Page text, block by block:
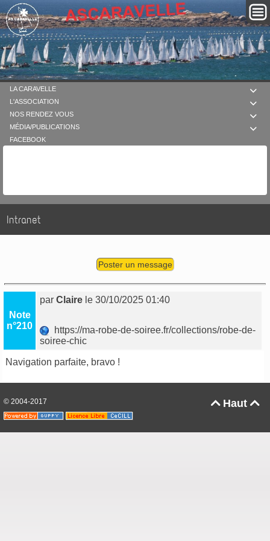

LA CARAVELLE

L'ASSOCIATION

NOS RENDEZ VOUS

MÉDIA/PUBLICATIONS
FACEBOOK
Intranet
Poster un message
Note
n°210
parClaire le 30/10/2025 01:40
https://ma-robe-de-soiree.fr/collections/robe-de-
soiree-chic
Navigation parfaite, bravo !
Haut 
© 2004-2017